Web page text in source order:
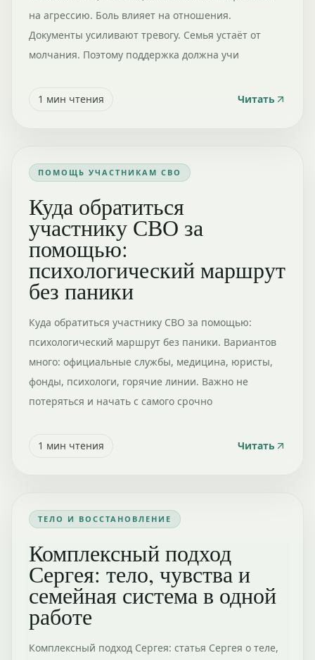
на агрессию. Боль влияет на отношения.
Документы усиливают тревогу. Семья устаёт от
молчания. Поэтому поддержка должна учи
1 мин чтения Читать
ПОМОЩЬ УЧАСТНИКАМ СВО
Куда обратиться
участнику СВО за
помощью:
психологический маршрут
без паники
Куда обратиться участнику СВО за помощью:
психологический маршрут без паники. Вариантов
много: официальные службы, медицина, юристы,
фонды, психологи, горячие линии. Важно не
потеряться и начать с самого срочно
1 мин чтения Читать
ТЕЛО И ВОССТАНОВЛЕНИЕ
Комплексный подход
Сергея: тело, чувства и
семейная система в одной
работе
Комплексный подход Сергея: статья Сергея о теле,